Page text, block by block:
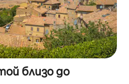
близо до